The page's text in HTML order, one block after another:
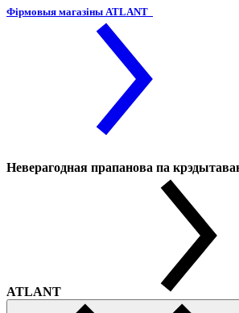
Фірмовыя магазіны ATLANT
Неверагодная прапанова па
ATLANT